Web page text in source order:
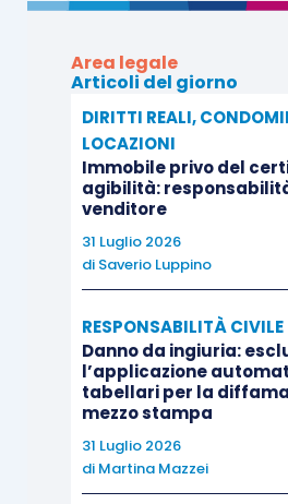
sensi degli artt. 605 o 612
QUESTIONI
La sentenza che si annota,
fattispecie in cui si discuteva
dell’azione esecutiva
promossa per ottenere la
determinato numero di azioni
esecutivo complesso,
esecuzione, costituito:
da una sentenza di
pagamento di una
da un giudice
Area legale
Articoli del giorno
DIRITTI REALI,
LOCAZIONI
Immobile privo del
agibilità:
venditore
31 Luglio 2026
di Saverio Luppino
RESPONSABILITÀ CIVILE
Danno da ingiuria:
l’applicazione
tabellari per la
mezzo stampa
31 Luglio 2026
di Martina Mazzei